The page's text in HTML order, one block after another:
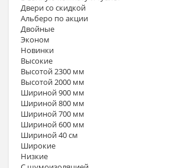
Двери со скидкой
Альберо по акции
Двойные
Эконом
Новинки
Высокие
Высотой 2300 мм
Высотой 2000 мм
Шириной 900 мм
Шириной 800 мм
Шириной 700 мм
Шириной 600 мм
Шириной 40 см
Широкие
Низкие